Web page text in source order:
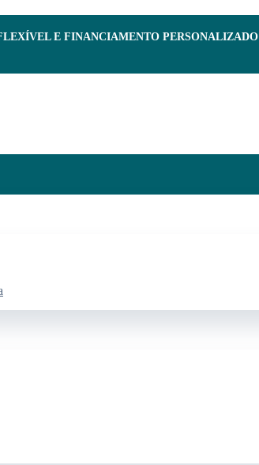
E FINANCIAMENTO PERSONALIZADO